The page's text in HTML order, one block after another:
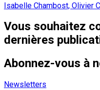
Isabelle Chambost, Olivier
Vous souhaitez
dernières
Abonnez-vous à
Newsletters